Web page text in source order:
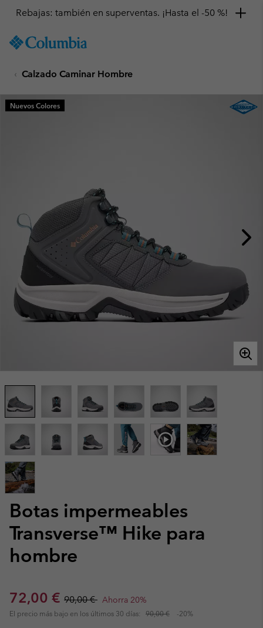
TO
SKIP
MAIN
NAV
Rebajas: también en superventas. ¡Hasta el -50 %!
Calzado Caminar Hombre
Botas impermeables
Transverse™ Hike para
hombre
Sale price:
72,00 € Regular price:
90,00 € Ahorra 20%
El precio más bajo en los últimos 30 días: 90,00 € -20%
Nuevos Colores